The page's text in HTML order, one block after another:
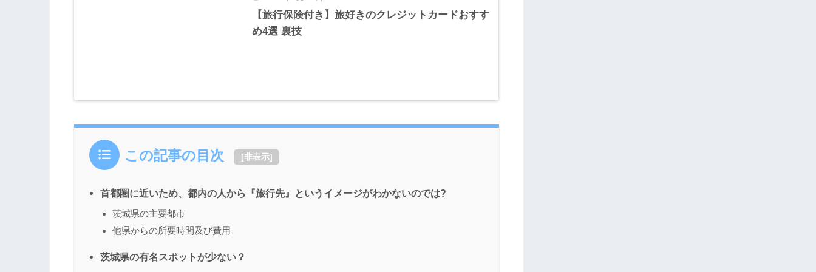
【旅行保険付き】旅好きのクレジットカードおすす
め4選 裏技
この記事の目次 [非表示]
首都圏に近いため、都内の人から『旅行先』というイメージがわかないのでは?
茨城県の主要都市
他県からの所要時間及び費用
茨城県の有名スポットが少ない？